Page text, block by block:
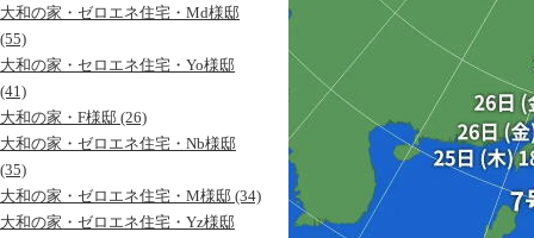
大和の家・ゼロエネ住宅・Md様邸
(55)
大和の家・セロエネ住宅・Yo様邸
(41)
大和の家・F様邸 (26)
大和の家・ゼロエネ住宅・Nb様邸
(35)
大和の家・ゼロエネ住宅・M様邸 (34)
大和の家・ゼロエネ住宅・Yz様邸